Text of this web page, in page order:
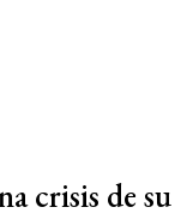
crisis de su